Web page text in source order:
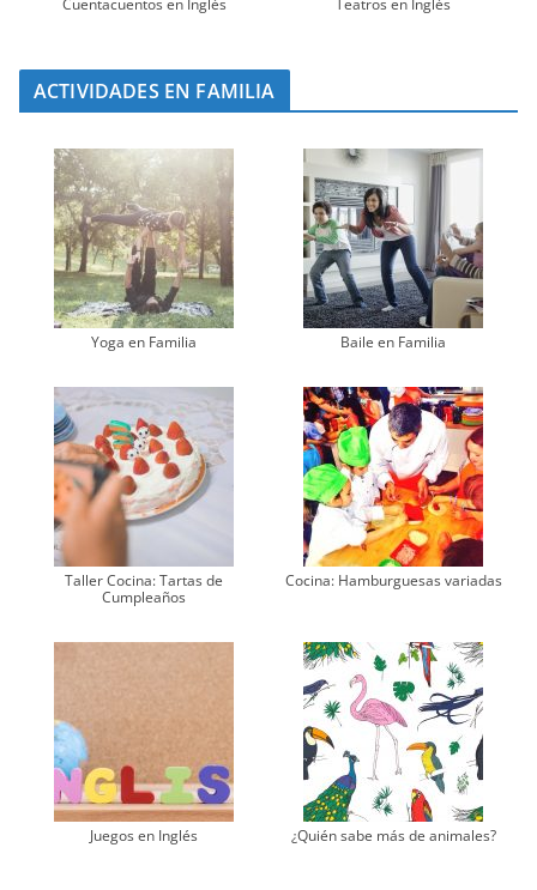
Cuentacuentos en Inglés Teatros en Inglés
ACTIVIDADES EN FAMILIA
Yoga en Familia Baile en Familia
Taller Cocina: Tartas de
Cumpleaños
Cocina: Hamburguesas variadas
Juegos en Inglés ¿Quién sabe más de animales?